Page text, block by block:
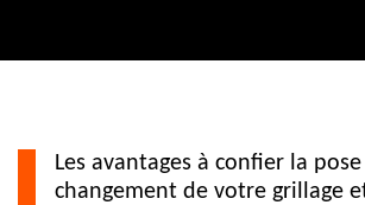
Les avantages à confier la
changement de votre grillage